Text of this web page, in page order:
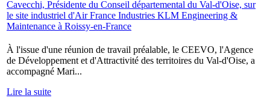
À l'issue d'une réunion de travail préalable, le CEEVO, l'Agence
de Développement et d'Attractivité des territoires du Val-d'Oise, a
accompagné Mari...
Lire la suite